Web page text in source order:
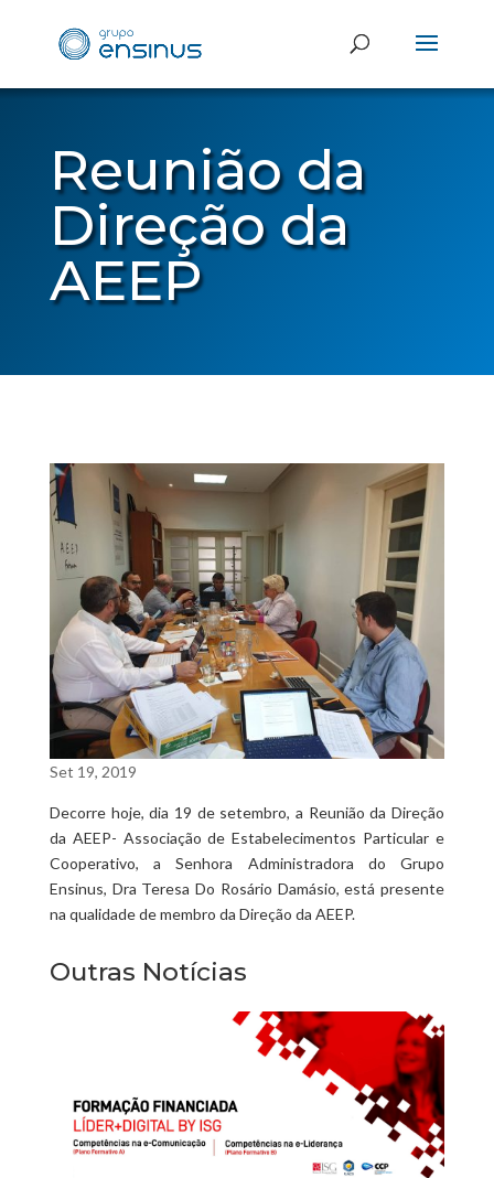
Reunião da
Direção da
AEEP
Set 19, 2019
Decorre hoje, dia 19 de setembro, a Reunião da Direção
da AEEP- Associação de Estabelecimentos Particular e
Cooperativo, a Senhora Administradora do Grupo
Ensinus, Dra Teresa Do Rosário Damásio, está presente
na qualidade de membro da Direção da AEEP.
Outras Notícias